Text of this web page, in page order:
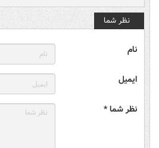
نظر شما
نام
ایمیل
نظر شما *